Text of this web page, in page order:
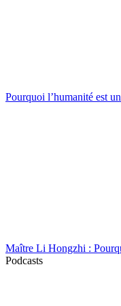
Pourquoi l’humanité est
Maître Li Hongzhi :
Podcasts